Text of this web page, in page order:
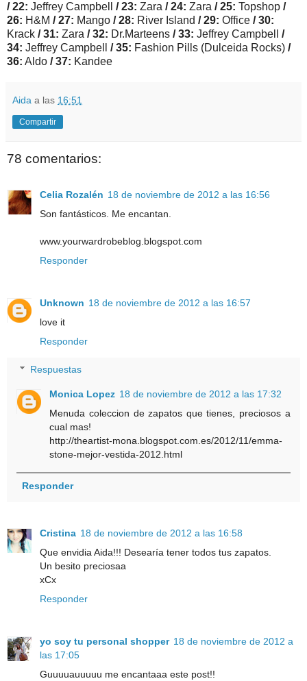
/ 22: Jeffrey Campbell / 23: Zara / 24: Zara / 25: Topshop /
26: H&M / 27: Mango / 28: River Island / 29: Office / 30:
Krack / 31: Zara / 32: Dr.Marteens / 33: Jeffrey Campbell /
34: Jeffrey Campbell / 35: Fashion Pills (Dulceida Rocks) /
36: Aldo / 37: Kandee
Aida a las 16:51
Compartir
78 comentarios:
Celia Rozalén 18 de noviembre de 2012 a las 16:56
Son fantásticos. Me encantan.
www.yourwardrobeblog.blogspot.com
Responder
Unknown 18 de noviembre de 2012 a las 16:57
love it
Responder
Respuestas
Monica Lopez 18 de noviembre de 2012 a las 17:32
Menuda coleccion de zapatos que tienes, preciosos a
cual mas!
http://theartist-mona.blogspot.com.es/2012/11/emma-
stone-mejor-vestida-2012.html
Responder
Cristina 18 de noviembre de 2012 a las 16:58
Que envidia Aida!!! Desearía tener todos tus zapatos.
Un besito preciosaa
xCx
Responder
yo soy tu personal shopper 18 de noviembre de 2012 a
las 17:05
Guuuuauuuuu me encantaaa este post!!